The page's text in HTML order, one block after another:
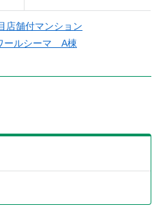
店舗付マンション
ールシーマ A棟